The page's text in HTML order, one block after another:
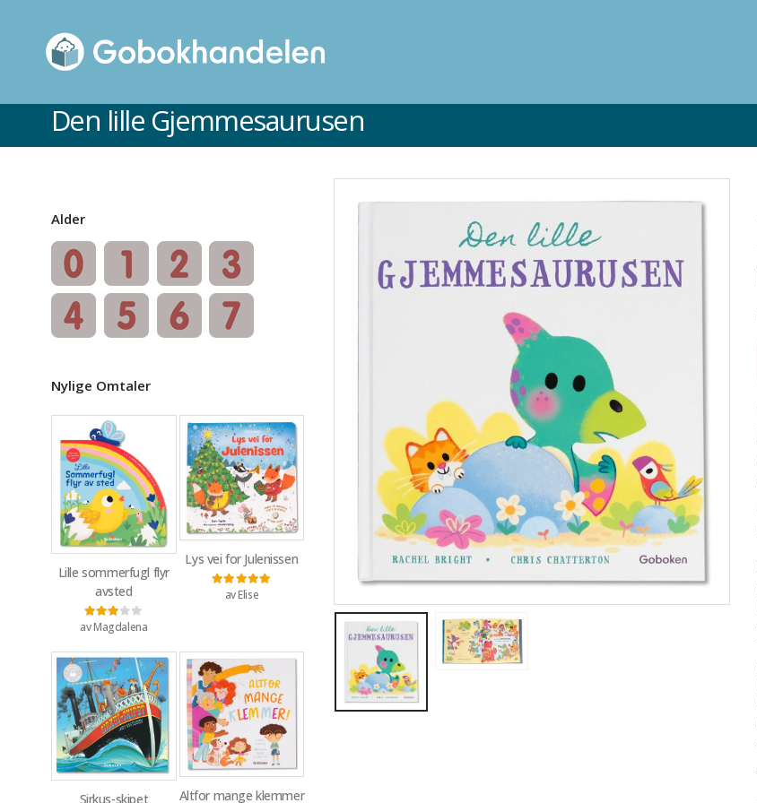
Den lille Gjemmesaurusen
Alder
Nylige Omtaler
Lille sommerfugl flyr
avsted
Vurdert3av 5
av Magdalena
Lys vei for Julenissen
Vurdert5
av Elise
Sirkus-skipet Altfor mange klemmer